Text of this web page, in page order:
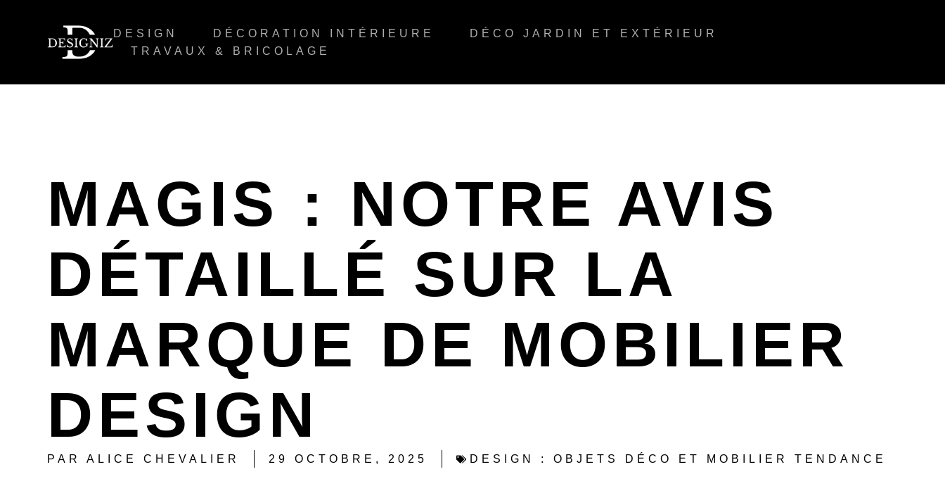
DESIGN DÉCORATION INTÉRIEURE
DÉCO JARDIN ET EXTÉRIEUR
TRAVAUX & BRICOLAGE
MAGIS : NOTRE AVIS
DÉTAILLÉ SUR LA
MARQUE DE MOBILIER
DESIGN
PAR ALICE CHEVALIER 29 OCTOBRE, 2025 DESIGN : OBJETS DÉCO ET MOBILIER TENDANCE